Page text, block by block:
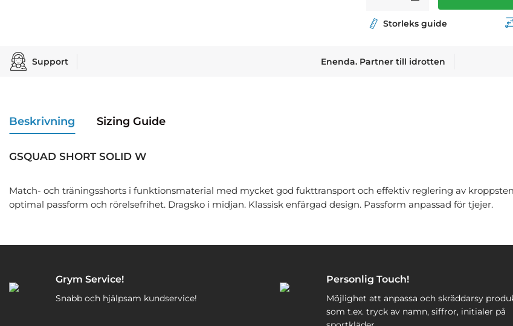
Storleks guide
Support Enenda. Partner till idrotten
Beskrivning Sizing Guide
GSQUAD SHORT SOLID W
Match- och träningsshorts i funktionsmaterial med mycket god fukttransport och effektiv reglering av
optimal passform och rörelsefrihet. Dragsko i midjan. Klassisk enfärgad design. Passform anpassad för tjejer.
Grym Service!
Snabb och hjälpsam kundservice!
Personlig Touch!
Möjlighet att anpassa och skräddarsy
som t.ex. tryck av namn, siffror, initialer på